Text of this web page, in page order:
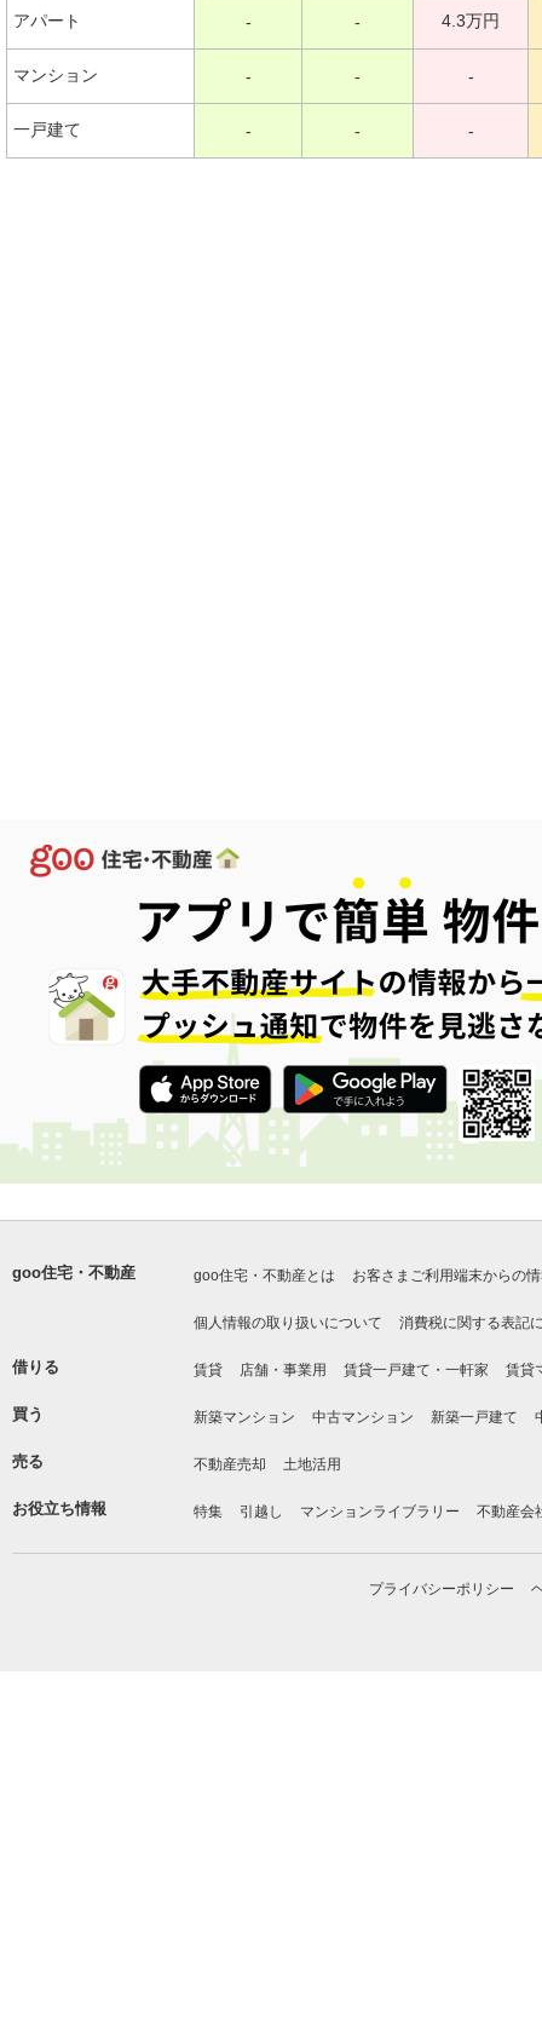
アパート - - 4.3万円
マンション - - -
一戸建て - - -
goo住宅・不動産 goo住宅・不動産とは お客さまご利用端末からの
個人情報の取り扱いについて 消費税に関する表記
借りる 賃貸 店舗・事業用 賃貸一戸建て・一軒家 賃貸
買う 新築マンション 中古マンション 新築一戸建て
売る 不動産売却 土地活用
お役立ち情報 特集 引越し マンションライブラリー 不動産会
プライバシーポリシー